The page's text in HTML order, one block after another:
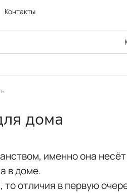
Контакты
дома
именно она несёт
в доме.
отличия в первую